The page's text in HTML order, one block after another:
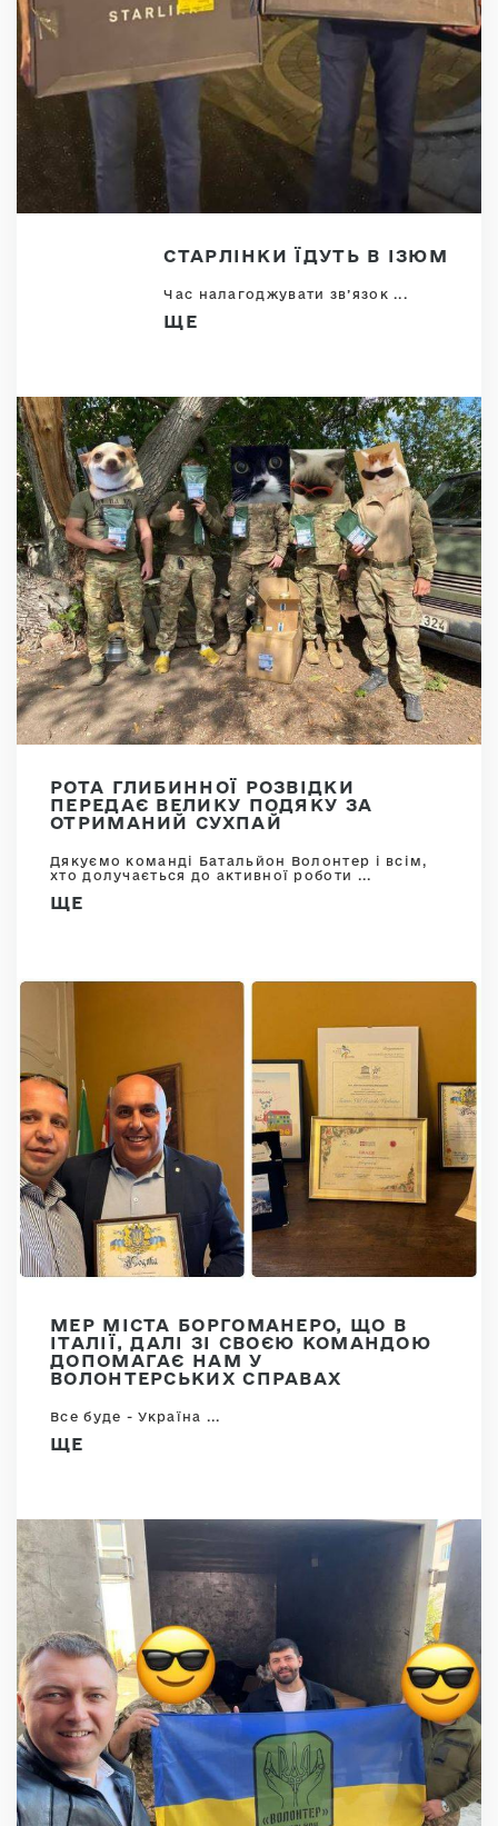
СТАРЛІНКИ ЇДУТЬ В ІЗЮМ
Час налагоджувати зв’язок ...
ЩЕ
РОТА ГЛИБИННОЇ РОЗВІДКИ
ПЕРЕДАЄ ВЕЛИКУ ПОДЯКУ ЗА
ОТРИМАНИЙ СУХПАЙ
Дякуємо команді Батальйон Волонтер і всім,
хто долучається до активної роботи ...
ЩЕ
МЕР МІСТА БОРГОМАНЕРО, ЩО В
ІТАЛІЇ, ДАЛІ ЗІ СВОЄЮ КОМАНДОЮ
ДОПОМАГАЄ НАМ У
ВОЛОНТЕРСЬКИХ СПРАВАХ
Все буде - Україна ...
ЩЕ